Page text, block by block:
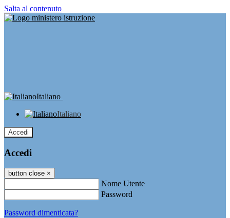
Salta al contenuto
Italiano
Italiano
Accedi
Accedi
button close ×
Nome Utente
Password
Password dimenticata?